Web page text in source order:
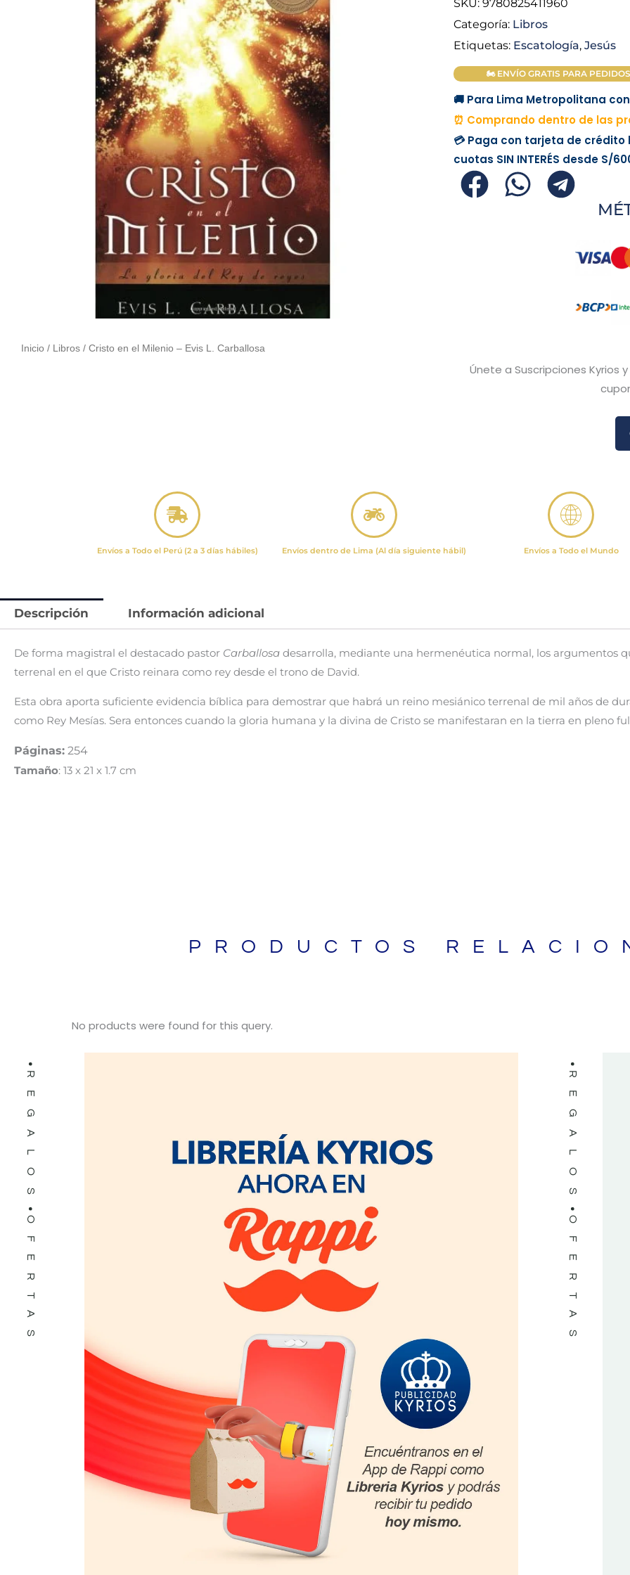
Inicio / Libros / Cristo en el Milenio – Evis L. Carballosa
SKU: 9780825411960
Categoría: Libros
Etiquetas: Escatología, Jesús
🏍 ENVÍO GRATIS PARA
🚚 Para Lima Metropolitana
⏰ Comprando dentro de las
💳 Paga con tarjeta de crédito
cuotas SIN INTERÉS desde S/
Únete a Suscripciones
Envíos a Todo el Perú (2 a 3 días hábiles) Envíos dentro de Lima (Al día siguiente hábil) Envíos a Todo el Mundo
Descripción Información adicional
De forma magistral el destacado pastor Carballosa desarrolla, mediante una hermenéutica normal, los argumentos
terrenal en el que Cristo reinara como rey desde el trono de David.
Esta obra aporta suficiente evidencia bíblica para demostrar que habrá un reino mesiánico terrenal de mil años de
como Rey Mesías. Sera entonces cuando la gloria humana y la divina de Cristo se manifestaran en la tierra en pleno
Páginas: 254
Tamaño: 13 x 21 x 1.7 cm
PRODUCTOS
No products were found for this query.
REGALOS
OFERTAS
REGALOS
OFERTAS